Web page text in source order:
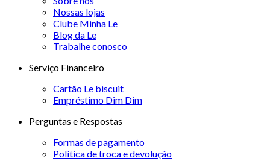
Nossas lojas
Clube Minha Le
Blog da Le
Trabalhe conosco
Serviço Financeiro
Cartão Le biscuit
Empréstimo Dim Dim
Perguntas e Respostas
Formas de pagamento
Política de troca e devolução